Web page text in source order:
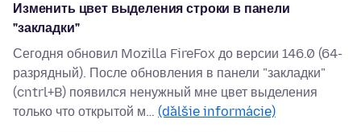
Изменить цвет выделения строки в панели
"закладки"
Сегодня обновил Mozilla FireFox до версии 146.0 (64-
разрядный). После обновления в панели "закладки"
(cntrl+B) появился ненужный мне цвет выделения
только что открытой м… (ďalšie informácie)